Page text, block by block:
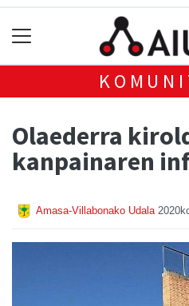
Olaederra
kanpainaren
Amasa-Villabonako Udala